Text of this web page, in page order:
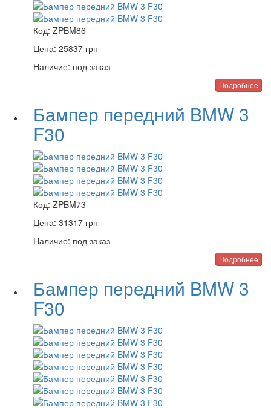
Код: ZPBM86
Цена: 25837 грн
Наличие: под заказ
Подробнее
Бампер передний BMW 3
F30
Код: ZPBM73
Цена: 31317 грн
Наличие: под заказ
Подробнее
Бампер передний BMW 3
F30